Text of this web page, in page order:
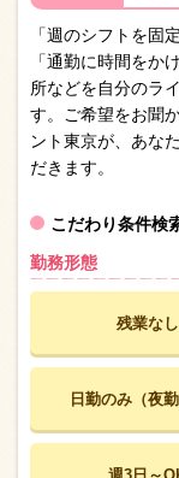
「週のシフトを固
「通勤に時間をか
所などを自分のラ
す。ご希望をお聞
ント東京が、あな
だきます。
こだわり条件検
勤務形態
残業なし
日勤のみ（夜勤